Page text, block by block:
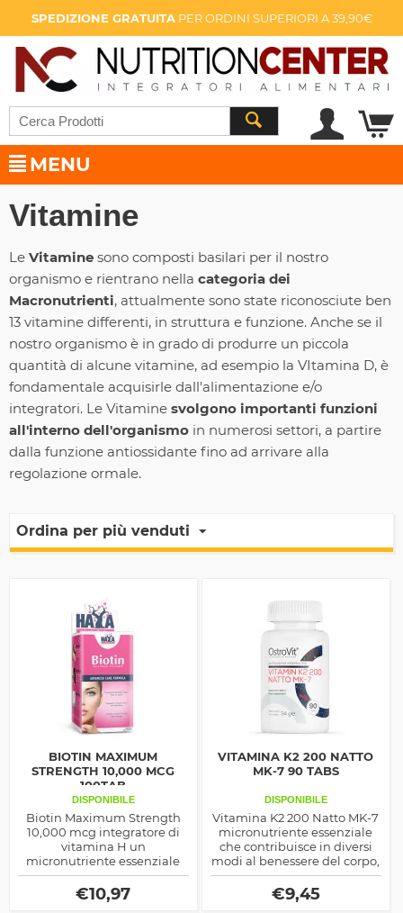
SPEDIZIONE GRATUITAPER ORDINI SUPERIORI A 39,90€
MENU
Vitamine
Le Vitamine sono composti basilari per il nostro
organismo e rientrano nella categoria dei
Macronutrienti, attualmente sono state riconosciute ben
13 vitamine differenti, in struttura e funzione. Anche se il
nostro organismo è in grado di produrre un piccola
quantità di alcune vitamine, ad esempio la VItamina D, è
fondamentale acquisirle dall'alimentazione e/o
integratori. Le Vitamine svolgono importanti funzioni
all'interno dell'organismo in numerosi settori, a partire
dalla funzione antiossidante fino ad arrivare alla
regolazione ormale.
Ordina per più venduti
BIOTIN MAXIMUM
STRENGTH 10,000 MCG
100TAB
DISPONIBILE
Biotin Maximum Strength
10,000 mcg integratore di
vitamina H un
micronutriente essenziale
utile per il benessere di
capelli, unghie e per
migliorare il profilo
€10,97
VITAMINA K2 200 NATTO
MK-7 90 TABS
DISPONIBILE
Vitamina K2 200 Natto MK-7
micronutriente essenziale
che contribuisce in diversi
modi al benessere del corpo,
agisce sull'assorbimento del
calcio è antiossidante e
antinfiammatorio naturale
€9,45